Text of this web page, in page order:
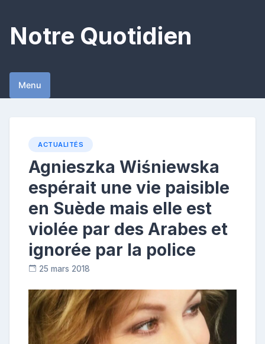
content
Notre Quotidien
Menu
ACTUALITÉS
Agnieszka Wiśniewska
espérait une vie paisible
en Suède mais elle est
violée par des Arabes et
ignorée par la police
25 mars 2018
e
p
o